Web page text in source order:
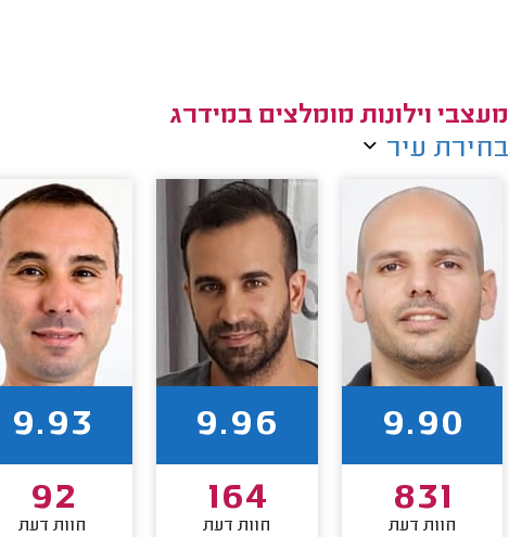
מעצבי וילונות מומלצים במידרג
בחירת עיר
9.90
831
חוות דעת
9.96
164
חוות דעת
9.93
92
חוות דעת